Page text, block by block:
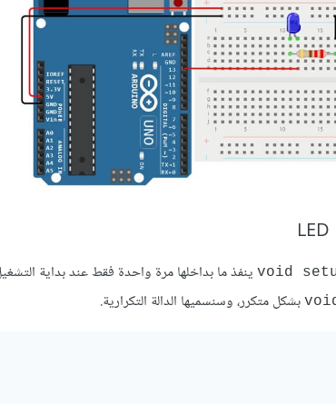
ينفذ ما بداخلها مرة واحدة فقط عند بداية
بشكل متكرر، وسنسميها الدالة التكرارية.